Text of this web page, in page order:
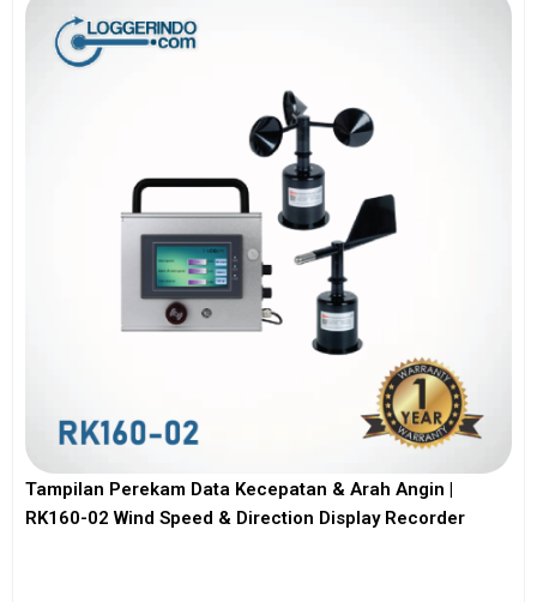
Tampilan Perekam Data Kecepatan & Arah Angin |
RK160-02 Wind Speed & Direction Display Recorder